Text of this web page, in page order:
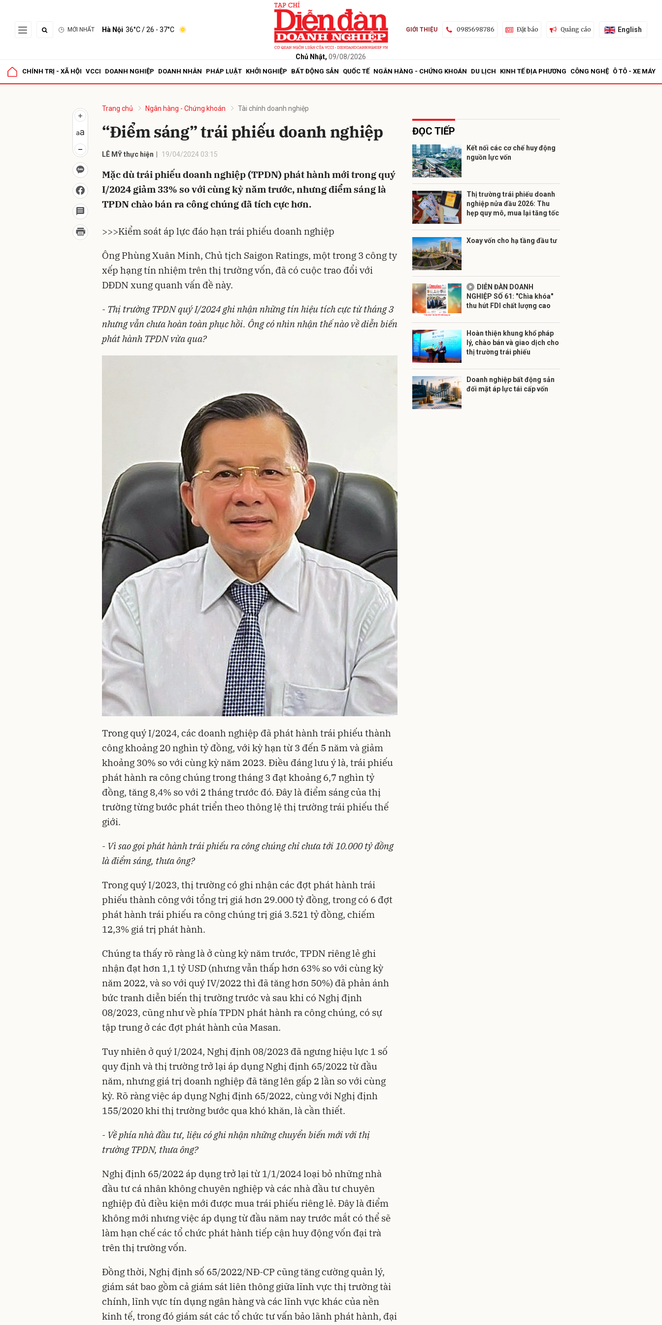
MỚI NHẤT Hà Nội 36°C/ 26 - 37°C
Chủ Nhật, 09/08/2026
GIỚI THIỆU 0985698786 Đặt báo Quảng cáo English
CHÍNH TRỊ - XÃ HỘI VCCI DOANH NGHIỆP DOANH NHÂN PHÁP LUẬT KHỞI NGHIỆP BẤT ĐỘNG SẢN QUỐC TẾ NGÂN HÀNG - CHỨNG KHOÁN DU LỊCH KINH TẾ ĐỊA PHƯƠNG CÔNG NGHỆ Ô TÔ - XE MÁY
Trang chủ Ngân hàng - Chứng khoán Tài chính doanh nghiệp
“Điểm sáng” trái phiếu doanh nghiệp
LÊ MỸ thực hiện 19/04/2024 03:15
Mặc dù trái phiếu doanh nghiệp (TPDN) phát hành mới trong quý
I/2024 giảm 33% so với cùng kỳ năm trước, nhưng điểm sáng là
TPDN chào bán ra công chúng đã tích cực hơn.
>>>Kiểm soát áp lực đáo hạn trái phiếu doanh nghiệp
Ông Phùng Xuân Minh, Chủ tịch Saigon Ratings, một trong 3 công ty
xếp hạng tín nhiệm trên thị trường vốn, đã có cuộc trao đổi với
DĐDN xung quanh vấn đề này.
- Thị trường TPDN quý I/2024 ghi nhận những tín hiệu tích cực từ tháng 3
nhưng vẫn chưa hoàn toàn phục hồi. Ông có nhìn nhận thế nào về diễn biến
phát hành TPDN vừa qua?
Trong quý I/2024, các doanh nghiệp đã phát hành trái phiếu thành
công khoảng 20 nghìn tỷ đồng, với kỳ hạn từ 3 đến 5 năm và giảm
khoảng 30% so với cùng kỳ năm 2023. Điều đáng lưu ý là, trái phiếu
phát hành ra công chúng trong tháng 3 đạt khoảng 6,7 nghìn tỷ
đồng, tăng 8,4% so với 2 tháng trước đó. Đây là điểm sáng của thị
trường từng bước phát triển theo thông lệ thị trường trái phiếu thế
giới.
- Vì sao gọi phát hành trái phiếu ra công chúng chỉ chưa tới 10.000 tỷ đồng
là điểm sáng, thưa ông?
Trong quý I/2023, thị trường có ghi nhận các đợt phát hành trái
phiếu thành công với tổng trị giá hơn 29.000 tỷ đồng, trong có 6 đợt
phát hành trái phiếu ra công chúng trị giá 3.521 tỷ đồng, chiếm
12,3% giá trị phát hành.
Chúng ta thấy rõ ràng là ở cùng kỳ năm trước, TPDN riêng lẻ ghi
nhận đạt hơn 1,1 tỷ USD (nhưng vẫn thấp hơn 63% so với cùng kỳ
năm 2022, và so với quý IV/2022 thì đã tăng hơn 50%) đã phản ánh
bức tranh diễn biến thị trường trước và sau khi có Nghị định
08/2023, cũng như về phía TPDN phát hành ra công chúng, có sự
tập trung ở các đợt phát hành của Masan.
Tuy nhiên ở quý I/2024, Nghị định 08/2023 đã ngưng hiệu lực 1 số
quy định và thị trường trở lại áp dụng Nghị định 65/2022 từ đầu
năm, nhưng giá trị doanh nghiệp đã tăng lên gấp 2 lần so với cùng
kỳ. Rõ ràng việc áp dụng Nghị định 65/2022, cùng với Nghị định
155/2020 khi thị trường bước qua khó khăn, là cần thiết.
- Về phía nhà đầu tư, liệu có ghi nhận những chuyển biến mới với thị
trường TPDN, thưa ông?
Nghị định 65/2022 áp dụng trở lại từ 1/1/2024 loại bỏ những nhà
đầu tư cá nhân không chuyên nghiệp và các nhà đầu tư chuyên
nghiệp đủ điều kiện mới được mua trái phiếu riêng lẻ. Đây là điểm
không mới nhưng việc áp dụng từ đầu năm nay trước mắt có thể sẽ
làm hạn chế các tổ chức phát hành tiếp cận huy động vốn đại trà
trên thị trường vốn.
Đồng thời, Nghị định số 65/2022/NĐ-CP cũng tăng cường quản lý,
giám sát bao gồm cả giám sát liên thông giữa lĩnh vực thị trường tài
chính, lĩnh vực tín dụng ngân hàng và các lĩnh vực khác của nền
kinh tế, trong đó giám sát các tổ chức tư vấn bảo lãnh phát hành, đại
ĐỌC TIẾP
Kết nối các cơ chế huy động
nguồn lực vốn
Thị trường trái phiếu doanh
nghiệp nửa đầu 2026: Thu
hẹp quy mô, mua lại tăng tốc
Xoay vốn cho hạ tầng đầu tư
DIỄN ĐÀN DOANH
NGHIỆP SỐ 61: "Chìa khóa"
thu hút FDI chất lượng cao
Hoàn thiện khung khổ pháp
lý, chào bán và giao dịch cho
thị trường trái phiếu
Doanh nghiệp bất động sản
đối mặt áp lực tái cấp vốn
Gửi